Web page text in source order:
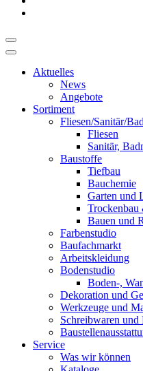
Aktuelles
News
Angebote
Sortiment
Fliesen/Sanitär/
Fliesen
Sanitär,
Baustoffe
Tiefbau
Bauchemie
Garten und
Bauen und
Farbenstudio
Baufachmarkt
Arbeitskleidung
Bodenstudio
Boden-,
Dekoration und
Werkzeuge und
Schreibwaren und
Service
Was wir können